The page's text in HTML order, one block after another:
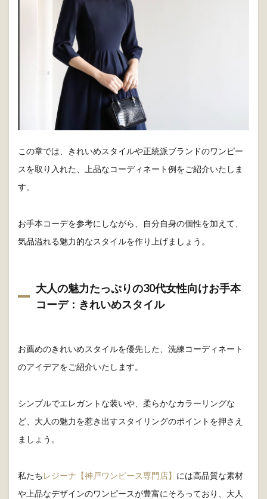
この章では、きれいめスタイルや正統派ブランドのワンピー
スを取り入れた、上品なコーディネート例をご紹介いたしま
す。
お手本コーデを参考にしながら、自分自身の個性を加えて、
気品溢れる魅力的なスタイルを作り上げましょう。
大人の魅力たっぷりの30代女性向けお手本
コーデ：きれいめスタイル
お薦めのきれいめスタイルを優先した、洗練コーディネート
のアイデアをご紹介いたします。
シンプルでエレガントな装いや、柔らかなカラーリングな
ど、大人の魅力を惹き出すスタイリングのポイントを押さえ
ましょう。
私たちレジーナ【神戸ワンピース専門店】 には高品質な素材
や上品なデザインのワンピースが豊富にそろっており、大人